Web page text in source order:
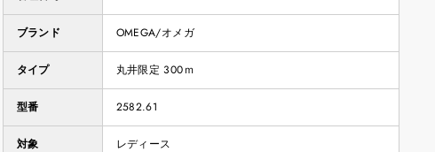
ブランド OMEGA/オメガ
タイプ 丸井限定 300ｍ
型番 2582.61
対象 レディース